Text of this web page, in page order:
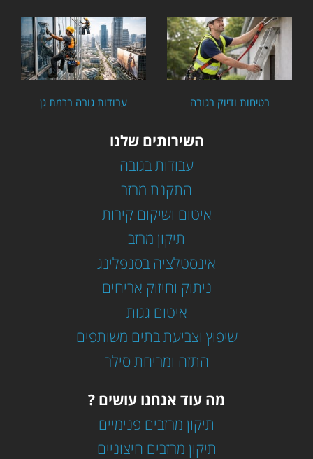
בטיחות ודיוק בגובה עבודות גובה ברמת גן
השירותים שלנו
עבודות בגובה
התקנת מרזב
איטום ושיקום קירות
תיקון מרזב
אינסטלציה בסנפלינג
ניתוק וחיזוק אריחים
איטום גגות
שיפוץ וצביעת בתים משותפים
התזה ומריחת סילר
מה עוד אנחנו עושים ?
תיקון מרזבים פנימיים
תיקון מרזבים חיצוניים